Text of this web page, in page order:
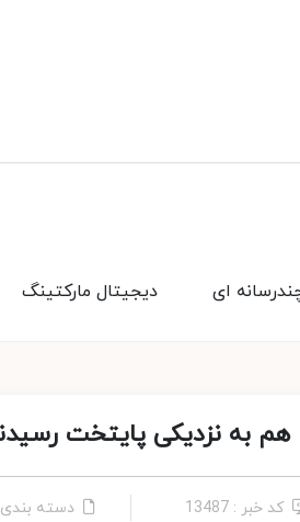
دیجیتال مارکتینگ ای
هم به نزدیکی پایتخت
کد خبر : 13487 دسته